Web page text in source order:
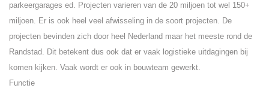
parkeergarages ed. Projecten varieren van de 20 miljoen tot wel 150+
miljoen. Er is ook heel veel afwisseling in de soort projecten. De
projecten bevinden zich door heel Nederland maar het meeste rond de
Randstad. Dit betekent dus ook dat er vaak logistieke uitdagingen bij
komen kijken. Vaak wordt er ook in bouwteam gewerkt.
Functie